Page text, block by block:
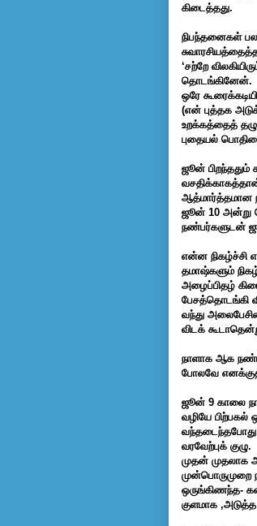
கிடைத்தது.
நிபந்தனைகள்
‘சற்றே
தொடங்கினேன்.
ஒரே
(என் புத்தக
உறக்கத்தைத்
புதையல்
ஜூன் பிறந்ததும்
ஆத்மார்த்தமான
ஜூன் 10 அன்று
நண்பர்களுடன்
என்ன நிகழ்ச்சி
தமாஷ்களும்
அழைப்பிதழ்
பேசத்தொடங்கி
வந்து
விடக்
நாளாக ஆக
போலவே
ஜூன் 9 காலை
வழியே பிற்பகல்
வரவேற்புக் குழு.
முதன் முதலாக
முன்பொருமுறை
ஒருங்கிணந்த-
குளமாக ,அடுத்த